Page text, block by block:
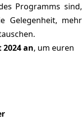
Programms sind,
Gelegenheit, mehr
2024 an, um euren